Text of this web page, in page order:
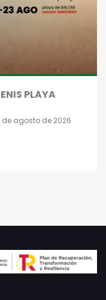
PLAYA
de agosto de 2026